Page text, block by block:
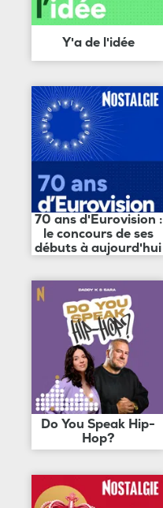
Y'a de l'idée
70 ans d'Eurovision :
le concours de ses
débuts à aujourd'hui
Do You Speak Hip-
Hop?